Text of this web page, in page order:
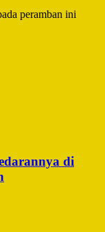
peramban ini
di